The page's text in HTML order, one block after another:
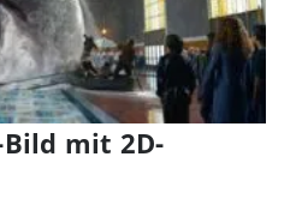
Bild mit 2D-